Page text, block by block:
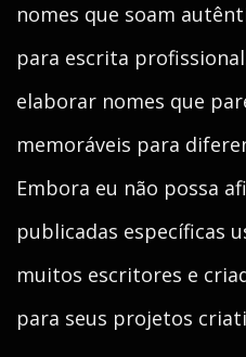
nomes que soam
para escrita
elaborar nomes que
memoráveis para
Embora eu não possa
publicadas específicas
muitos escritores e
para seus projetos